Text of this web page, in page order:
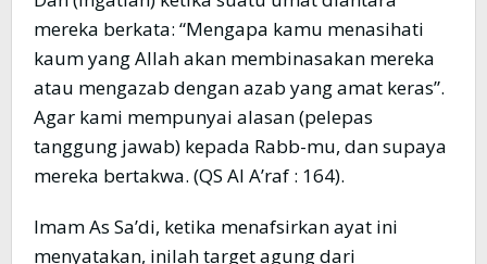
mereka berkata: “Mengapa kamu menasihati
kaum yang Allah akan membinasakan mereka
atau mengazab dengan azab yang amat keras”.
Agar kami mempunyai alasan (pelepas
tanggung jawab) kepada Rabb-mu, dan supaya
mereka bertakwa. (QS Al A’raf : 164).
Imam As Sa’di, ketika menafsirkan ayat ini
menyatakan, inilah target agung dari